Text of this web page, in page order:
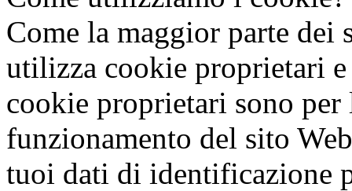
Come la maggior parte
utilizza cookie proprietari
cookie proprietari sono
funzionamento del sito
tuoi dati di identificazione